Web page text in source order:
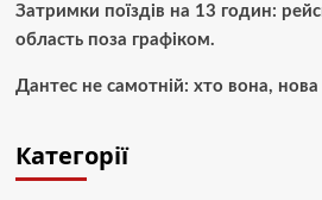
Затримки поїздів на 13 годин:
область поза графіком.
Дантес не самотній: хто вона,
Категорії